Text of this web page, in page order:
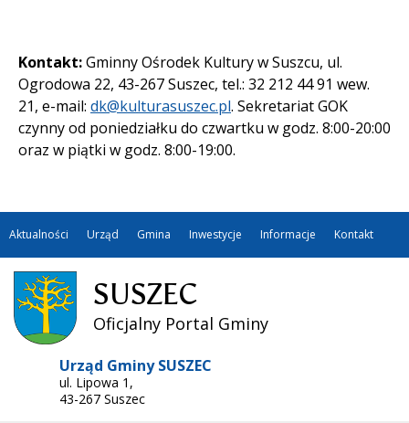
Kontakt:Gminny Ośrodek Kultury w Suszcu, ul.
Ogrodowa 22, 43-267 Suszec, tel.: 32 212 44 91 wew.
21, e-mail: dk@kulturasuszec.pl. Sekretariat GOK
czynny od poniedziałku do czwartku w godz. 8:00-20:00
oraz w piątki w godz. 8:00-19:00.
Aktualności Urząd Gmina Inwestycje Informacje Kontakt
SUSZEC
Oficjalny Portal Gminy
Urząd Gminy SUSZEC
ul. Lipowa 1,
43-267 Suszec